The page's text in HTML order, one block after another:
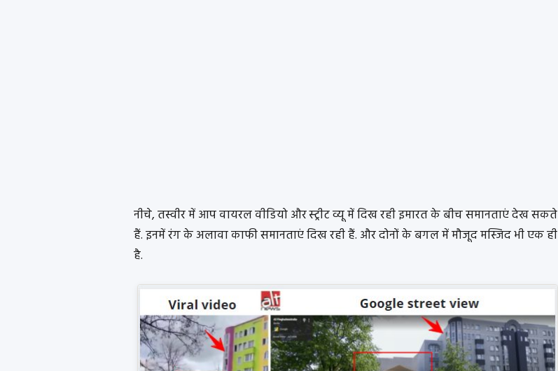
नीचे, तस्वीर में आप वायरल वीडियो और स्ट्रीट व्यू में दिख रही इमारत के बीच समानताएं देख सकते
हैं. इनमें रंग के अलावा काफी समानताएं दिख रही हैं. और दोनों के बगल में मौजूद मस्जिद भी एक ही
है.